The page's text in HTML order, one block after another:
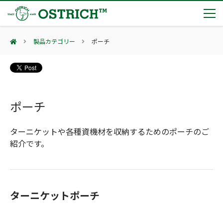
製品カテゴリー
輸血保冷庫
(Bear Avoidance)
止血・止血キット
(Massive Hemorrhage)
循環管理
夏季休業のお知らせ
第7回 地域×Tech東北 ご来場ありがとうございました！
総合カタログ掲載のお知らせ
会社案内
会社案内
カタログ
製品カテゴリー ポーチ
ポーチ
ターニケットや各種資機材を収納するためのポーチのご
紹介です。
ターニケットポーチ